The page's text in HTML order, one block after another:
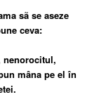
sã se aseze
ceva:
nenorocitul,
mâna pe el în